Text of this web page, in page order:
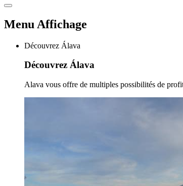
Menu Affichage
Découvrez Álava
Découvrez Álava
Alava vous offre de multiples possibilités de